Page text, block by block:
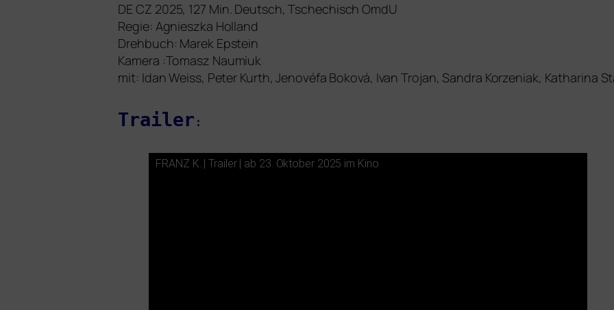
DE CZ 2025, 127 Min. Deutsch, Tschechisch OmdU
Regie: Agnieszka Holland
Drehbuch: Marek Epstein
Kamera :Tomasz Naumiuk
mit: Idan Weiss, Peter Kurth, Jenovéfa Boková, Ivan Trojan, Sandra Korzeniak, Katharina
Trailer :
FRANZ K. | Trailer | ab 23. Oktober 2025 im Kino